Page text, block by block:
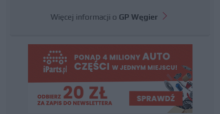
Więcej informacji o GP Węgier